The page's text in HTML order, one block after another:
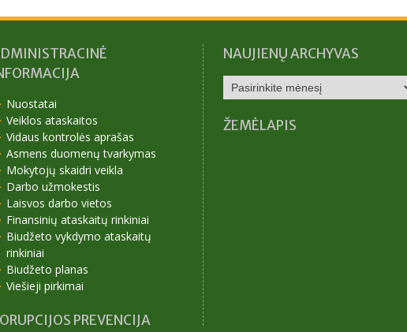
Nuostatai
Veiklos ataskaitos
Vidaus kontrolės aprašas
Asmens duomenų tvarkymas
Mokytojų skaidri veikla
Darbo užmokestis
Laisvos darbo vietos
Finansinių ataskaitų rinkiniai
Biudžeto vykdymo ataskaitų
rinkiniai
Biudžeto planas
Viešieji pirkimai
PREVENCIJA
NAUJIENŲ ARCHYVAS
NAUJIENŲ
ARCHYVAS
ŽEMĖLAPIS